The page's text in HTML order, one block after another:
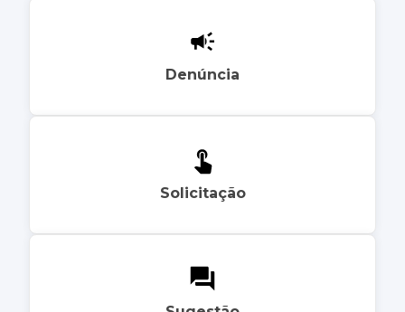
Denúncia
Solicitação